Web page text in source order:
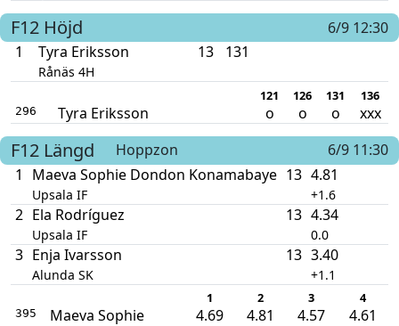
F12 Höjd
6/9 12:30
1
Tyra Eriksson
Rånäs 4H
13 131
121 126 131 136
296 Tyra Eriksson o o o xxx
F12 Längd Hoppzon
6/9 11:30
1
Maeva Sophie Dondon Konamabaye
Upsala IF
13 4.81
+1.6
2 Ela Rodríguez
Upsala IF
13 4.34
0.0
3 Enja Ivarsson
Alunda SK
13 3.40
+1.1
1 2 3 4
395
Maeva Sophie
4.69 4.81 4.57 4.61